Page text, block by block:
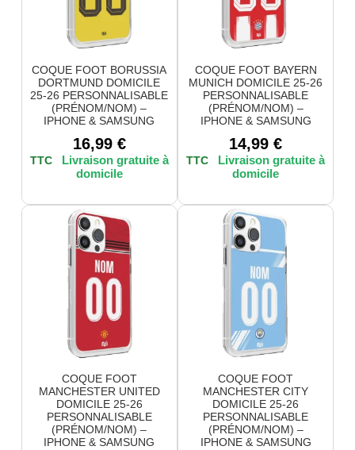
COQUE FOOT BORUSSIA
DORTMUND DOMICILE
25-26 PERSONNALISABLE
(PRÉNOM/NOM) –
IPHONE & SAMSUNG
16,99 €
TTC
COQUE FOOT BAYERN
MUNICH DOMICILE 25-26
PERSONNALISABLE
(PRÉNOM/NOM) –
IPHONE & SAMSUNG
14,99 €
TTC
COQUE FOOT
MANCHESTER UNITED
DOMICILE 25-26
PERSONNALISABLE
(PRÉNOM/NOM) –
IPHONE & SAMSUNG
COQUE FOOT
MANCHESTER CITY
DOMICILE 25-26
PERSONNALISABLE
(PRÉNOM/NOM) –
IPHONE & SAMSUNG